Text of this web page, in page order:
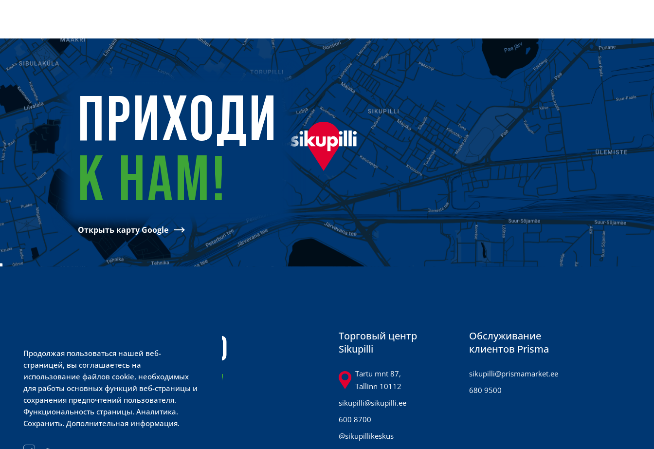
ПРИХОДИ
К НАМ!
Открыть карту Google
ЦЕНТР 10 — 20
PRISMA 24 / 7
Торговый центр
Sikupilli
Tartu mnt 87,
Tallinn 10112
sikupilli@sikupilli.ee
600 8700
@sikupillikeskus
Обслуживание
клиентов Prisma
sikupilli@prismamarket.ee
680 9500
Продолжая пользоваться нашей веб-
страницей, вы соглашаетесь на
использование файлов cookie, необходимых
для работы основных функций веб-страницы и
сохранения предпочтений пользователя.
Функциональность страницы. Аналитика.
Сохранить. Дополнительная информация.